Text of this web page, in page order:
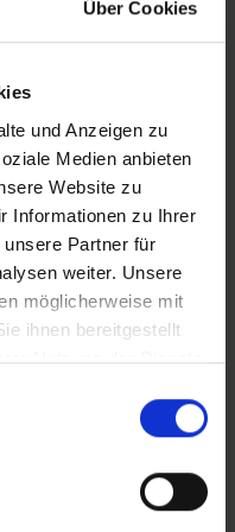
Über Cookies
und Anzeigen zu
Medien anbieten
Website zu
Informationen zu Ihrer
Partner für
weiter. Unsere
möglicherweise mit
ihnen bereitgestellt
Nutzung der Dienste
in Gedanken im Krieg